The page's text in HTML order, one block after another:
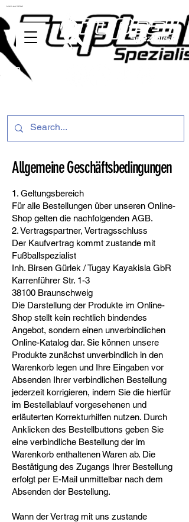
Allgemeine Geschäftsbedingungen
1. Geltungsbereich
Für alle Bestellungen über unseren Online-
Shop gelten die nachfolgenden AGB.
2. Vertragspartner, Vertragsschluss
Der Kaufvertrag kommt zustande mit
Fußballspezialist
Inh. Birsen Gürlek / Tugay Kayakisla GbR
Karrenführer Str. 1-3
38100 Braunschweig
Die Darstellung der Produkte im Online-
Shop stellt kein rechtlich bindendes
Angebot, sondern einen unverbindlichen
Online-Katalog dar. Sie können unsere
Produkte zunächst unverbindlich in den
Warenkorb legen und Ihre Eingaben vor
Absenden Ihrer verbindlichen Bestellung
jederzeit korrigieren, indem Sie die hierfür
im Bestellablauf vorgesehenen und
erläuterten Korrekturhilfen nutzen. Durch
Anklicken des Bestellbuttons geben Sie
eine verbindliche Bestellung der im
Warenkorb enthaltenen Waren ab. Die
Bestätigung des Zugangs Ihrer Bestellung
erfolgt per E-Mail unmittelbar nach dem
Absenden der Bestellung.
Wann der Vertrag mit uns zustande